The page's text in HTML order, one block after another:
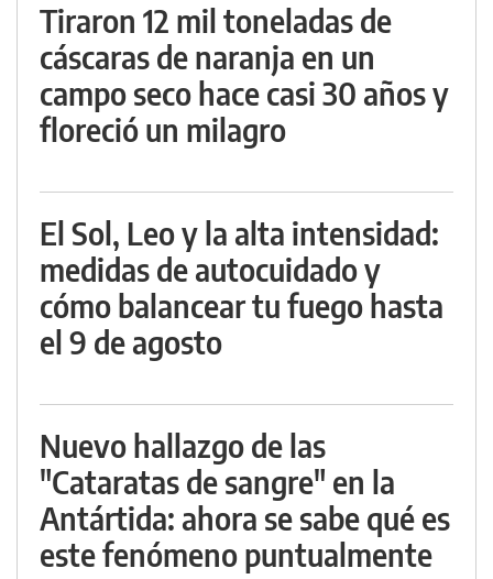
Tiraron 12 mil toneladas de
cáscaras de naranja en un
campo seco hace casi 30 años y
floreció un milagro
El Sol, Leo y la alta intensidad:
medidas de autocuidado y
cómo balancear tu fuego hasta
el 9 de agosto
Nuevo hallazgo de las
"Cataratas de sangre" en la
Antártida: ahora se sabe qué es
este fenómeno puntualmente